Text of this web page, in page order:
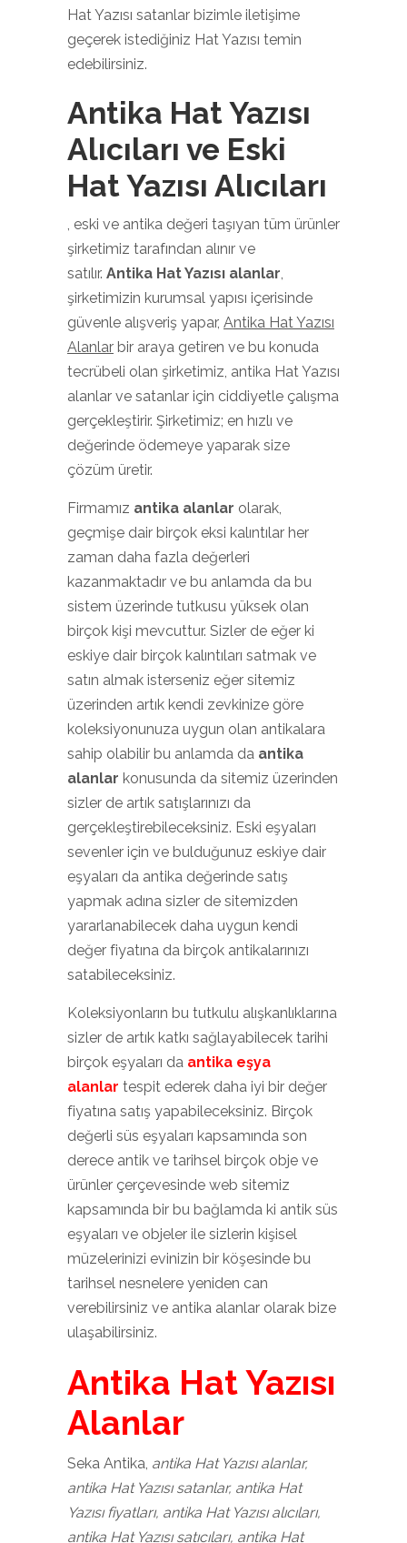
Hat Yazısı satanlar bizimle iletişime
geçerek istediğiniz Hat Yazısı temin
edebilirsiniz.
Antika Hat Yazısı
Alıcıları ve Eski
Hat Yazısı Alıcıları
, eski ve antika değeri taşıyan tüm ürünler
şirketimiz tarafından alınır ve
satılır. Antika Hat Yazısı alanlar,
şirketimizin kurumsal yapısı içerisinde
güvenle alışveriş yapar, Antika Hat Yazısı
Alanlar bir araya getiren ve bu konuda
tecrübeli olan şirketimiz, antika Hat Yazısı
alanlar ve satanlar için ciddiyetle çalışma
gerçekleştirir. Şirketimiz; en hızlı ve
değerinde ödemeye yaparak size
çözüm üretir.
Firmamız antika alanlar olarak,
geçmişe dair birçok eksi kalıntılar her
zaman daha fazla değerleri
kazanmaktadır ve bu anlamda da bu
sistem üzerinde tutkusu yüksek olan
birçok kişi mevcuttur. Sizler de eğer ki
eskiye dair birçok kalıntıları satmak ve
satın almak isterseniz eğer sitemiz
üzerinden artık kendi zevkinize göre
koleksiyonunuza uygun olan antikalara
sahip olabilir bu anlamda da antika
alanlar konusunda da sitemiz üzerinden
sizler de artık satışlarınızı da
gerçekleştirebileceksiniz. Eski eşyaları
sevenler için ve bulduğunuz eskiye dair
eşyaları da antika değerinde satış
yapmak adına sizler de sitemizden
yararlanabilecek daha uygun kendi
değer fiyatına da birçok antikalarınızı
satabileceksiniz.
Koleksiyonların bu tutkulu alışkanlıklarına
sizler de artık katkı sağlayabilecek tarihi
birçok eşyaları da antika eşya
alanlar tespit ederek daha iyi bir değer
fiyatına satış yapabileceksiniz. Birçok
değerli süs eşyaları kapsamında son
derece antik ve tarihsel birçok obje ve
ürünler çerçevesinde web sitemiz
kapsamında bir bu bağlamda ki antik süs
eşyaları ve objeler ile sizlerin kişisel
müzelerinizi evinizin bir köşesinde bu
tarihsel nesnelere yeniden can
verebilirsiniz ve antika alanlar olarak bize
ulaşabilirsiniz.
Antika Hat Yazısı
Alanlar
Seka Antika, antika Hat Yazısı alanlar,
antika Hat Yazısı satanlar, antika Hat
Yazısı fiyatları, antika Hat Yazısı alıcıları,
antika Hat Yazısı satıcıları, antika Hat